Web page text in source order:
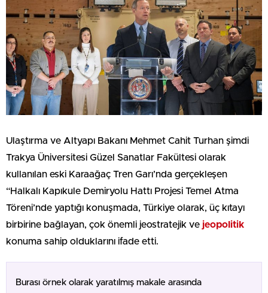
Ulaştırma ve Altyapı Bakanı Mehmet Cahit Turhan şimdi
Trakya Üniversitesi Güzel Sanatlar Fakültesi olarak
kullanılan eski Karaağaç Tren Garı’nda gerçekleşen
“Halkalı Kapıkule Demiryolu Hattı Projesi Temel Atma
Töreni’nde yaptığı konuşmada, Türkiye olarak, üç kıtayı
birbirine bağlayan, çok önemli jeostratejik ve jeopolitik
konuma sahip olduklarını ifade etti.
Burası örnek olarak yaratılmış makale arasında